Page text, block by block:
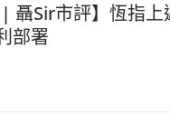
| 聶Sir市評】恆指
部署